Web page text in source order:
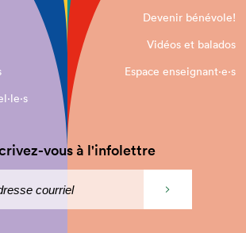
Devenir bénévole!
Vidéos et balados
Espace enseignant·e⋅s
vous à l'infolettre